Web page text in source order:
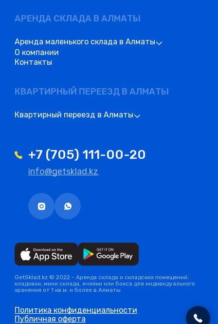
АРЕНДА СКЛАДА В АЛМАТЫ
Аренда маленького склада в Алматы
О компании
Контакты
КВАРТИРНЫЙ ПЕРЕЕЗД В АЛМАТЫ
Квартирный переезд в Алматы
+7 (705) 111-00-20
info@getsklad.kz
GetSklad.kz © 2022 - Аренда склада и складских помещений:
кладовки, мини склада, ячейки или бокса для индивидуального
хранения от 1 кв.м. и более в Алматы
Политика конфиденциальности
Публичная оферта